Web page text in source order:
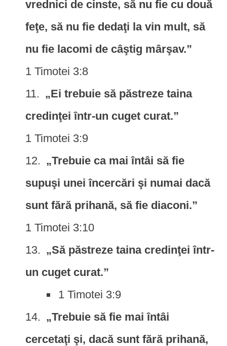
vrednici de cinste, să nu fie cu două
feţe, să nu fie dedaţi la vin mult, să
nu fie lacomi de câştig mârşav.”
1 Timotei 3:8
„Ei trebuie să păstreze taina
credinţei într-un cuget curat.”
1 Timotei 3:9
„Trebuie ca mai întâi să fie
supuşi unei încercări şi numai dacă
sunt fără prihană, să fie diaconi.”
1 Timotei 3:10
„Să păstreze taina credinţei într-
un cuget curat.”
1 Timotei 3:9
„Trebuie să fie mai întâi
cercetaţi şi, dacă sunt fără prihană,